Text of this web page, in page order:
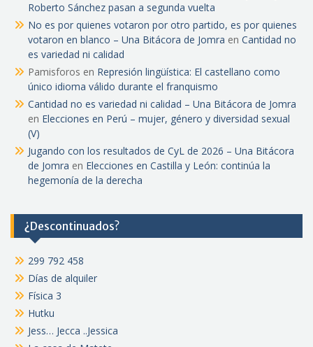
Roberto Sánchez pasan a segunda vuelta
No es por quienes votaron por otro partido, es por quienes
votaron en blanco – Una Bitácora de Jomra en Cantidad no
es variedad ni calidad
Pamisforos en Represión lingüística: El castellano como
único idioma válido durante el franquismo
Cantidad no es variedad ni calidad – Una Bitácora de Jomra
en Elecciones en Perú – mujer, género y diversidad sexual
(V)
Jugando con los resultados de CyL de 2026 – Una Bitácora
de Jomra en Elecciones en Castilla y León: continúa la
hegemonía de la derecha
¿Descontinuados?
299 792 458
Días de alquiler
Física 3
Hutku
Jess… Jecca ..Jessica